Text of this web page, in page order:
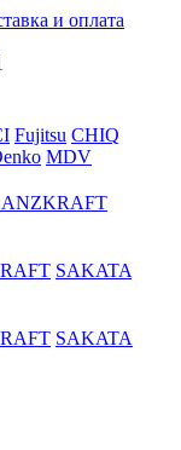
и оплата
Fujitsu CHIQ
MDV
SAKATA
SAKATA